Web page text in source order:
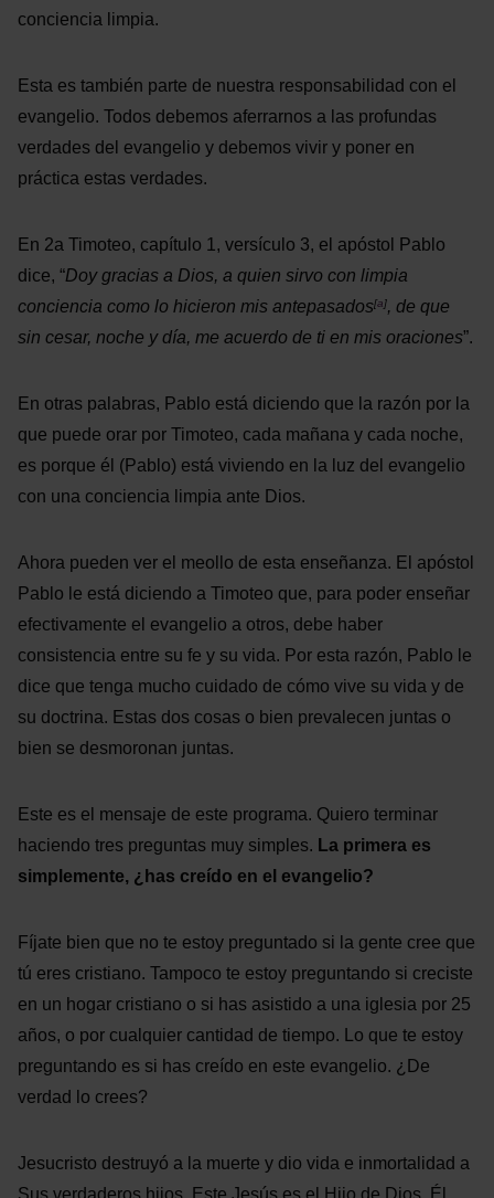
conciencia limpia.
Esta es también parte de nuestra responsabilidad con el
evangelio. Todos debemos aferrarnos a las profundas
verdades del evangelio y debemos vivir y poner en
práctica estas verdades.
En 2a Timoteo, capítulo 1, versículo 3, el apóstol Pablo
dice, “Doy gracias a Dios, a quien sirvo con limpia
conciencia como lo hicieron mis antepasados[a], de que
sin cesar, noche y día, me acuerdo de ti en mis oraciones”.
En otras palabras, Pablo está diciendo que la razón por la
que puede orar por Timoteo, cada mañana y cada noche,
es porque él (Pablo) está viviendo en la luz del evangelio
con una conciencia limpia ante Dios.
Ahora pueden ver el meollo de esta enseñanza. El apóstol
Pablo le está diciendo a Timoteo que, para poder enseñar
efectivamente el evangelio a otros, debe haber
consistencia entre su fe y su vida. Por esta razón, Pablo le
dice que tenga mucho cuidado de cómo vive su vida y de
su doctrina. Estas dos cosas o bien prevalecen juntas o
bien se desmoronan juntas.
Este es el mensaje de este programa. Quiero terminar
haciendo tres preguntas muy simples. La primera es
simplemente, ¿has creído en el evangelio?
Fíjate bien que no te estoy preguntado si la gente cree que
tú eres cristiano. Tampoco te estoy preguntando si creciste
en un hogar cristiano o si has asistido a una iglesia por 25
años, o por cualquier cantidad de tiempo. Lo que te estoy
preguntando es si has creído en este evangelio. ¿De
verdad lo crees?
Jesucristo destruyó a la muerte y dio vida e inmortalidad a